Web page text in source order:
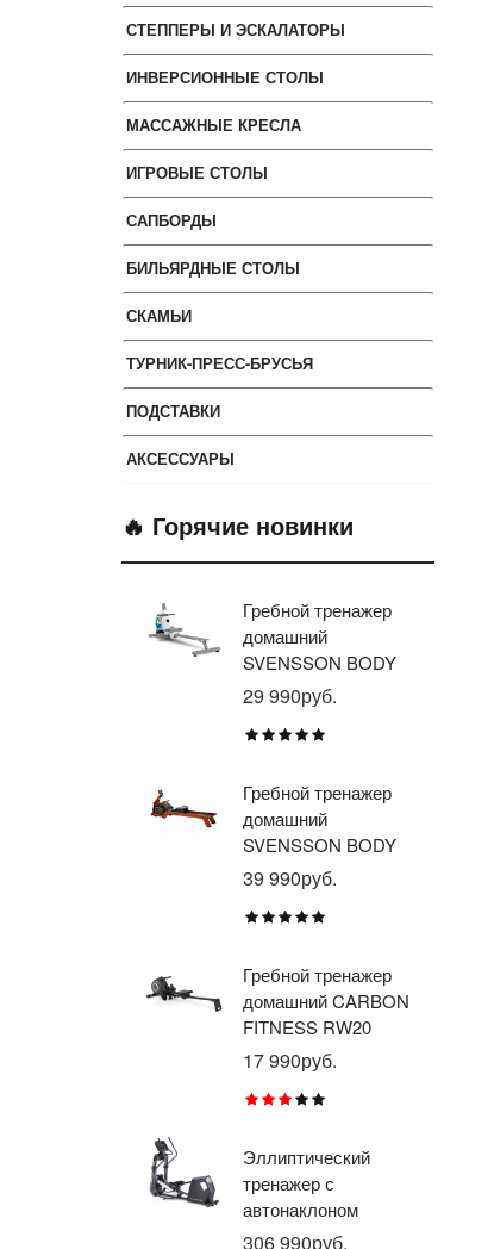
СТЕППЕРЫ И ЭСКАЛАТОРЫ
ИНВЕРСИОННЫЕ СТОЛЫ
МАССАЖНЫЕ КРЕСЛА
ИГРОВЫЕ СТОЛЫ
САПБОРДЫ
БИЛЬЯРДНЫЕ СТОЛЫ
СКАМЬИ
ТУРНИК-ПРЕСС-БРУСЬЯ
ПОДСТАВКИ
АКСЕССУАРЫ
🔥 Горячие новинки
Гребной тренажер
домашний
SVENSSON BODY
LABS WHEELO
29 990руб.
Гребной тренажер
домашний
SVENSSON BODY
LABS WAVERUN
39 990руб.
Гребной тренажер
домашний CARBON
FITNESS RW20
17 990руб.
Эллиптический
тренажер с
автонаклоном
профессиональный
306 990руб.